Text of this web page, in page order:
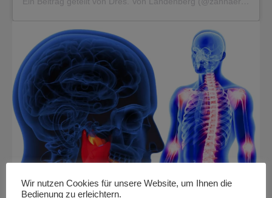
Wir nutzen Cookies für unsere Website, um Ihnen die
Bedienung zu erleichtern.